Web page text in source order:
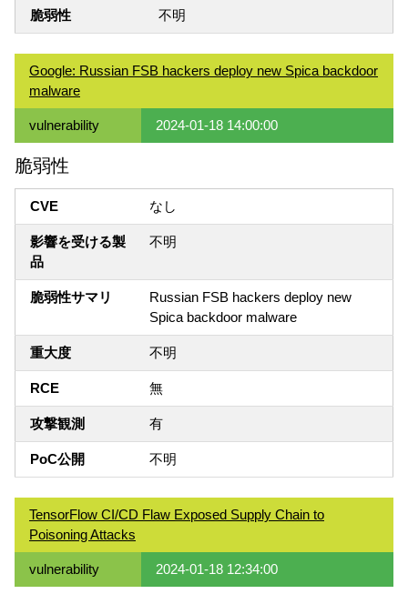
脆弱性 不明
Google: Russian FSB hackers deploy new Spica backdoor
malware
vulnerability 2024-01-18 14:00:00
脆弱性
CVE なし
影響を受ける製
品
不明
脆弱性サマリ
Russian FSB hackers deploy new
Spica backdoor malware
重大度 不明
RCE 無
攻撃観測 有
PoC公開 不明
TensorFlow CI/CD Flaw Exposed Supply Chain to
Poisoning Attacks
vulnerability 2024-01-18 12:34:00